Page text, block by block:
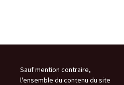
Sauf mention contraire,
l'ensemble du contenu du site